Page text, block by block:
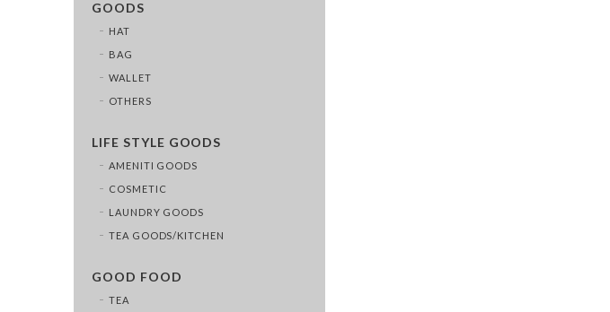
GOODS
HAT
BAG
WALLET
OTHERS
LIFE STYLE GOODS
AMENITI GOODS
COSMETIC
LAUNDRY GOODS
TEA GOODS/KITCHEN
GOOD FOOD
TEA